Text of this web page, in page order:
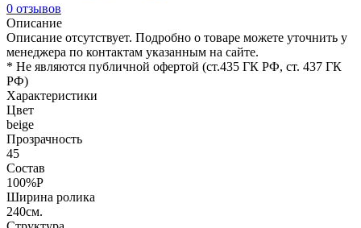
0 отзывов
Описание
Описание отсутствует. Подробно о товаре можете уточнить у
менеджера по контактам указанным на сайте.
* Не являются публичной офертой (ст.435 ГК РФ, cт. 437 ГК
РФ)
Характеристики
Цвет
beige
Прозрачность
45
Состав
100%P
Ширина ролика
240см.